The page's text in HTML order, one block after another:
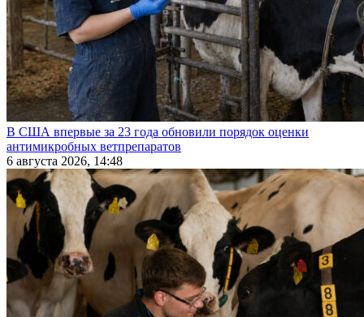
В США впервые за 23 года обновили порядок оценки
антимикробных ветпрепаратов
6 августа 2026, 14:48